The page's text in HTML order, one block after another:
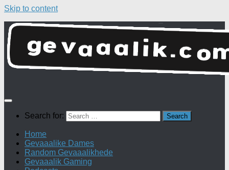
Skip to content
Search for:
Home
Gevaaalike Dames
Random Gevaaalikhede
Gevaaalik Gaming